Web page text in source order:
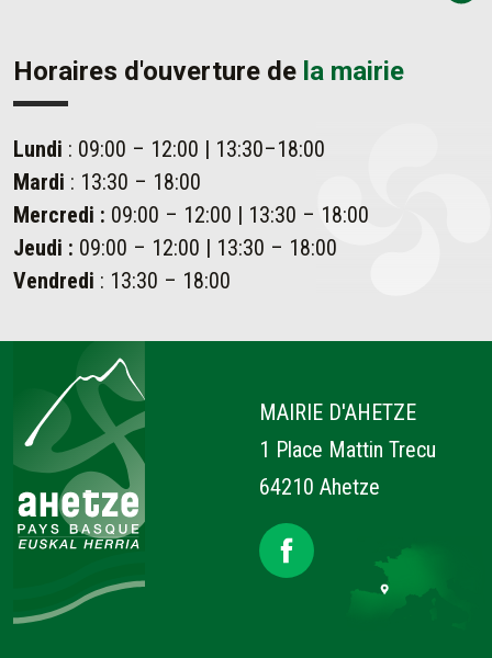
Horaires d'ouverture de la mairie
Lundi : 09:00 – 12:00 | 13:30–18:00
Mardi : 13:30 – 18:00
Mercredi : 09:00 – 12:00 | 13:30 – 18:00
Jeudi : 09:00 – 12:00 | 13:30 – 18:00
Vendredi : 13:30 – 18:00
MAIRIE D'AHETZE
1 Place Mattin Trecu
64210 Ahetze